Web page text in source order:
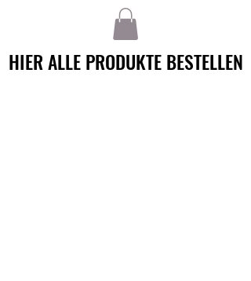
HIER ALLE PRODUKTE BESTELLEN
HIER ALLE PRODUKTE BESTELLEN